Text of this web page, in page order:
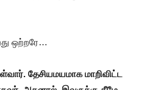
ஒற்றரே…
தேசியமயமாக மாறிவிட்ட